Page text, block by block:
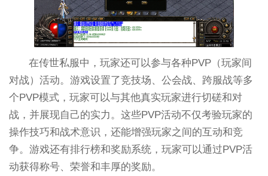
在传世私服中，玩家还可以参与各种PVP（玩家间
对战）活动。游戏设置了竞技场、公会战、跨服战等多
个PVP模式，玩家可以与其他真实玩家进行切磋和对
战，并展现自己的实力。这些PVP活动不仅考验玩家的
操作技巧和战术意识，还能增强玩家之间的互动和竞
争。游戏还有排行榜和奖励系统，玩家可以通过PVP活
动获得称号、荣誉和丰厚的奖励。